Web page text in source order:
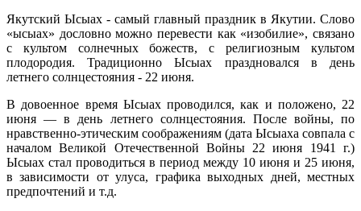
Якутский Ысыах - самый главный праздник в Якутии. Слово
«ысыах» дословно можно перевести как «изобилие», связано
с культом солнечных божеств, с религиозным культом
плодородия. Традиционно Ысыах праздновался в день
летнего солнцестояния - 22 июня.
В довоенное время Ысыах проводился, как и положено, 22
июня — в день летнего солнцестояния. После войны, по
нравственно-этическим соображениям (дата Ысыаха совпала с
началом Великой Отечественной Войны 22 июня 1941 г.)
Ысыах стал проводиться в период между 10 июня и 25 июня,
в зависимости от улуса, графика выходных дней, местных
предпочтений и т.д.